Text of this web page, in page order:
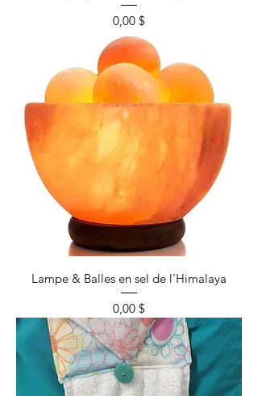
Prix
0,00 $
Lampe & Balles en sel de l'Himalaya
Prix
0,00 $